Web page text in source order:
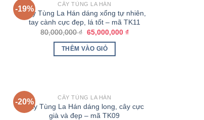
-19%
CÂY TÙNG LA HÁN
Cây Tùng La Hán dáng xổng tự nhiên,
tay cành cực đẹp, lá tốt – mã TK11
80,000,000₫ 65,000,000 ₫
THÊM VÀO GIỎ
-20%
CÂY TÙNG LA HÁN
Cây Tùng La Hán dáng long, cây cực
già và đẹp – mã TK09